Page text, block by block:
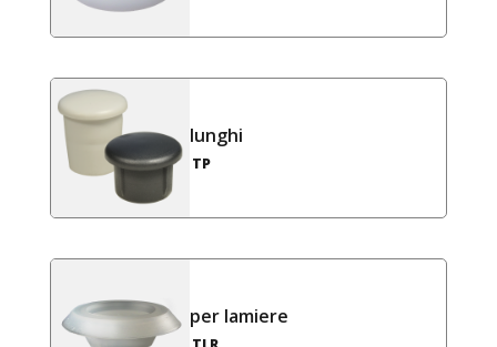
lunghi
TP
per lamiere